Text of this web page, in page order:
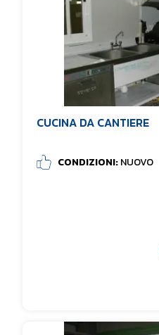
CUCINA DA CANTIERE
CONDIZIONI:NUOVO